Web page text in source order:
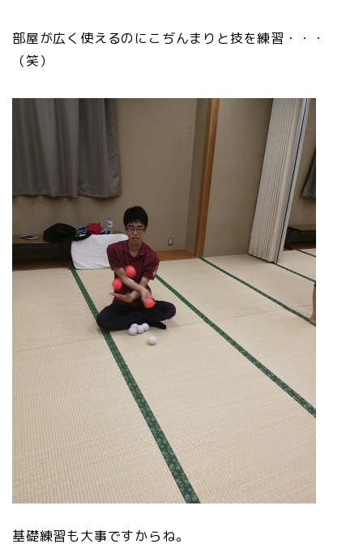
部屋が広く使えるのにこぢんまりと技を練習・・・
（笑）
基礎練習も大事ですからね。